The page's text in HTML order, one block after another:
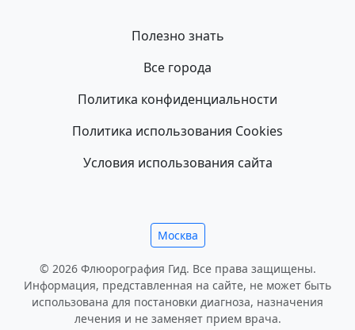
Полезно знать
Все города
Политика конфиденциальности
Политика использования Cookies
Условия использования сайта
Москва
© 2026 Флюорография Гид. Все права защищены.
Информация, представленная на сайте, не может быть
использована для постановки диагноза, назначения
лечения и не заменяет прием врача.